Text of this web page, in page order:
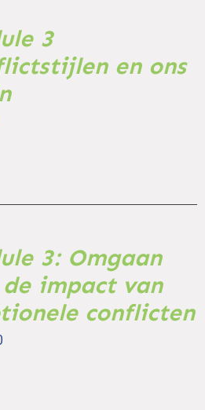
3
en ons
3: Omgaan
impact van
conflicten